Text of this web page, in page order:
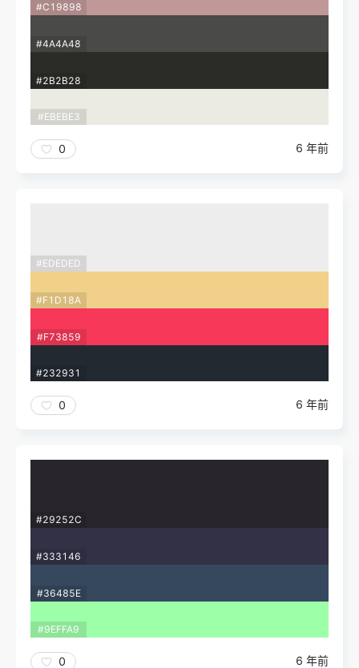
#C19898
#4A4A48
#2B2B28
#EBEBE3
0 6 年前
#EDEDED
#F1D18A
#F73859
#232931
0 6 年前
#29252C
#333146
#36485E
#9EFFA9
0 6 年前